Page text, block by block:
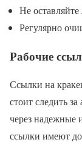
Не
Регулярно
Рабочие
Ссылки на
стоит следить
через надежные
ссылки имеют